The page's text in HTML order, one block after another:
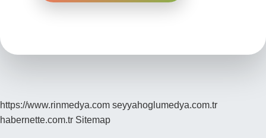
https://www.rinmedya.com seyyahoglumedya.com.tr
habernette.com.tr Sitemap